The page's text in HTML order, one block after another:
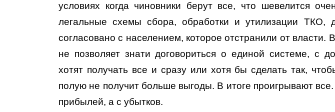
условиях когда чиновники берут все, что шевелится
легальные схемы сбора, обработки и утилизации
согласовано с населением, которое отстранили от власти.
не позволяет знати договориться о единой системе, с
хотят получать все и сразу или хотя бы сделать так,
полую не получит больше выгоды. В итоге проигрывают
прибылей, а с убытков.